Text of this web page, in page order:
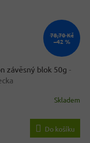
78,70 Kč
–42 %
závěsný blok 50g -
Skladem
Do košíku